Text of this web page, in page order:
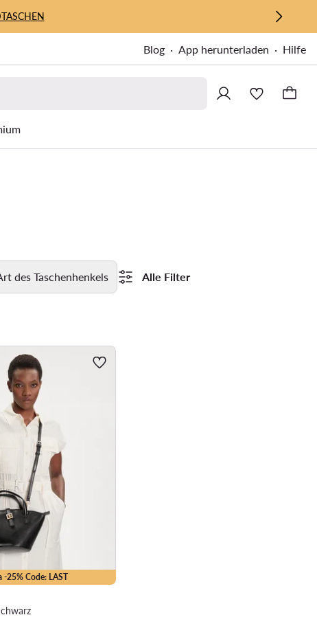
Blog App herunterladen Hilfe
des Taschenhenkels Alle Filter
-25% Code: LAST